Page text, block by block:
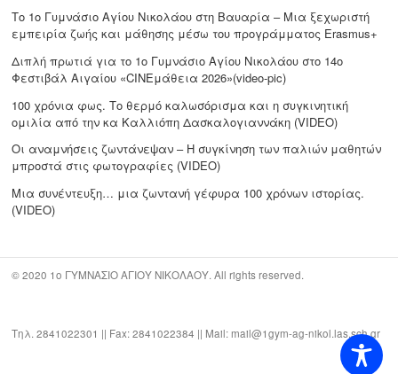
Το 1ο Γυμνάσιο Αγίου Νικολάου στη Βαυαρία – Μια ξεχωριστή
εμπειρία ζωής και μάθησης μέσω του προγράμματος Erasmus+
Διπλή πρωτιά για το 1ο Γυμνάσιο Αγίου Νικολάου στο 14ο
Φεστιβάλ Αιγαίου «CΙΝΕμάθεια 2026»(video-pic)
100 χρόνια φως. Το θερμό καλωσόρισμα και η συγκινητική
ομιλία από την κα Καλλιόπη Δασκαλογιαννάκη (VIDEO)
Οι αναμνήσεις ζωντάνεψαν – Η συγκίνηση των παλιών μαθητών
μπροστά στις φωτογραφίες (VIDEO)
Μια συνέντευξη… μια ζωντανή γέφυρα 100 χρόνων ιστορίας.
(VIDEO)
© 2020 1ο ΓΥΜΝΑΣΙΟ ΑΓΙΟΥ ΝΙΚΟΛΑΟΥ. All rights reserved.
Τηλ. 2841022301 || Fax: 2841022384 || Mail: mail@1gym-ag-nikol.las.sch.gr